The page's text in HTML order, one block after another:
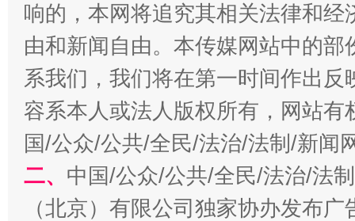
招工难、用工荒背后
响的，本网将追究其相关法律和
由和新闻自由。本传媒网站中的
系我们，我们将在第一时间作出
容系本人或法人版权所有，网站
国/公众/公共/全民/法治/法制/新闻
二、 中国/公众/公共/全民/法治/法
（北京）有限公司独家协办发布